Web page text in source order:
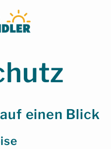
einen Blick